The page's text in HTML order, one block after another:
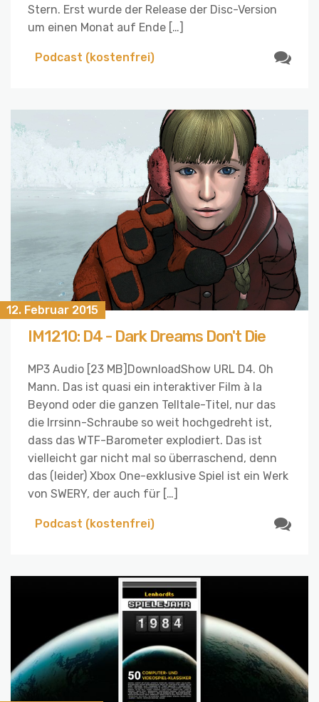
Stern. Erst wurde der Release der Disc-Version
um einen Monat auf Ende […]
Podcast (kostenfrei)
12. Februar 2015
IM1210: D4 - Dark Dreams Don't Die
MP3 Audio [23 MB]DownloadShow URL D4. Oh
Mann. Das ist quasi ein interaktiver Film à la
Beyond oder die ganzen Telltale-Titel, nur das
die Irrsinn-Schraube so weit hochgedreht ist,
dass das WTF-Barometer explodiert. Das ist
vielleicht gar nicht mal so überraschend, denn
das (leider) Xbox One-exklusive Spiel ist ein Werk
von SWERY, der auch für […]
Podcast (kostenfrei)